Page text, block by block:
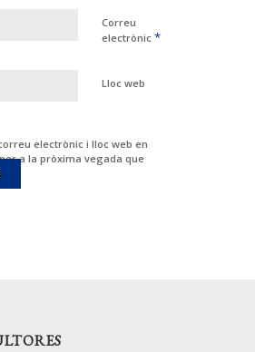
Correu
electrònic *
Lloc web
electrònic i lloc web en
a la pròxima vegada que